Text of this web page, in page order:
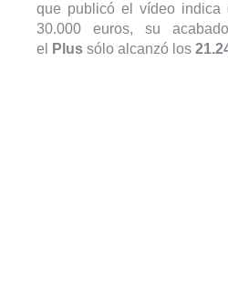
que publicó el vídeo indica
30.000 euros, su
el
Plus sólo alcanzó los